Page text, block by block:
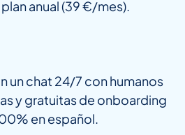
anual (39 €/mes).
un chat 24/7 con humanos
y gratuitas de onboarding
en español.